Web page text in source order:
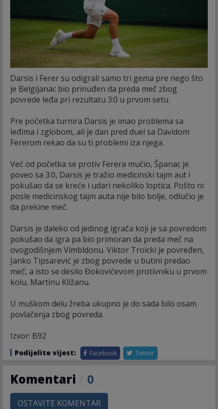
Darsis i Ferer su odigrali samo tri gema pre nego što
je Belgijanac bio prinuđen da preda meč zbog
povrede leđa pri rezultatu 3:0 u prvom setu.
Pre početka turnira Darsis je imao problema sa
leđima i zglobom, ali je dan pred duel sa Davidom
Fererom rekao da su ti problemi iza njega.
Već od početka se protiv Ferera mučio, Španac je
poveo sa 3:0, Darsis je tražio medicinski tajm aut i
pokušao da se kreće i udari nekoliko loptica. Pošto ni
posle medicinskog tajm auta nije bilo bolje, odlučio je
da prekine meč.
Darsis je daleko od jedinog igrača koji je sa povredom
pokušao da igra pa bio primoran da preda meč na
ovogodišnjem Vimbldonu. Viktor Troicki je povređen,
Janko Tipsarević je zbog povrede u butini predao
meč, a isto se desilo Đokovićevom protivniku u prvom
kolu, Martinu Kližanu.
U muškom delu žreba ukupno je do sada bilo osam
povlačenja zbog povreda.
Izvor: B92
Podijelite vijest: Facebook Twitter
Komentari 0
OSTAVITE KOMENTAR